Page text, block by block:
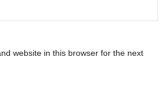
website in this browser for the next